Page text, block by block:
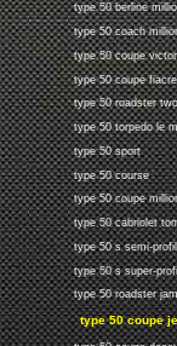
type 50 berline
type 50 coach
type 50 coupe
type 50 coupe fiacre
type 50 roadster
type 50 torpedo le
type 50 sport
type 50 course
type 50 coupe
type 50 cabriolet
type 50 s semi-
type 50 s super-
type 50 roadster
type 50 coupe